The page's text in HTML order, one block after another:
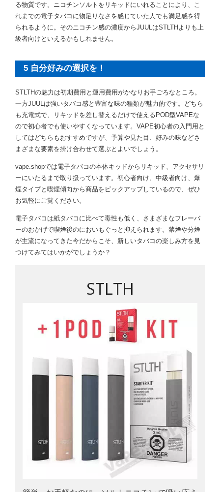
る物質です。ニコチンソルトをリキッドにいれることにより、こ
れまでの電子タバコに物足りなさを感じていた人でも満足感を得
られるように。そのニコチン感の濃度からJUULはSTLTHよりも上
級者向けといえるかもしれません。
5 自分好みの選択を！
STLTHの魅力は初期費用と運用費用がかなりお手ごろなところ。
一方JUULは強いタバコ感と豊富な味の種類が魅力的です。どちら
も充電式で、リキッドを差し替えるだけで使えるPOD型VAPEな
ので初心者でも使いやすくなっています。VAPE初心者の入門用と
してはどちらもおすすめですが、予算や見た目、好みの味などさ
まざまな要素を掛け合わせて選ぶとよいでしょう。
vape.shopでは電子タバコの本体キッドからリキッド、アクセサリ
ーにいたるまで取り扱っています。初心者向け、中級者向け、爆
煙タイプと喫煙傾向から商品をピックアップしているので、ぜひ
お気軽にご覧ください。
電子タバコは紙タバコに比べて毒性も低く、さまざまなフレーバ
ーのおかげで喫煙後のにおいもぐっと抑えられます。禁煙や分煙
が主流になってきた今だからこそ、新しいタバコの楽しみ方を見
つけてみてはいかがでしょうか？
STLTH